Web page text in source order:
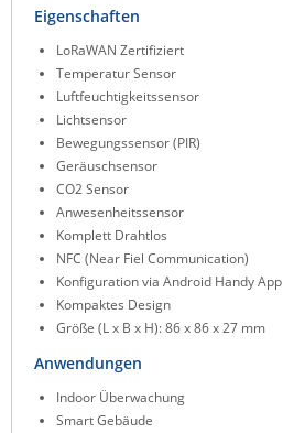
Westermo
Yuasa
ZPE Systems
News zu unseren Herstellern
Eigenschaften
LoRaWAN Zertifiziert
Temperatur Sensor
Luftfeuchtigkeitssensor
Lichtsensor
Bewegungssensor (PIR)
Geräuschsensor
CO2 Sensor
Anwesenheitssensor
Komplett Drahtlos
NFC (Near Fiel Communication)
Konfiguration via Android Handy App
Kompaktes Design
Größe (L x B x H): 86 x 86 x 27 mm
Anwendungen
Indoor Überwachung
Smart Gebäude